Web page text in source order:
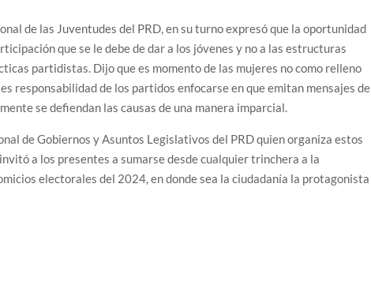
de las Juventudes del PRD, en su turno expresó que la oportunidad
que se le debe de dar a los jóvenes y no a las estructuras
partidistas. Dijo que es momento de las mujeres no como relleno
responsabilidad de los partidos enfocarse en que emitan mensajes de
se defiendan las causas de una manera imparcial.
de Gobiernos y Asuntos Legislativos del PRD quien organiza estos
a los presentes a sumarse desde cualquier trinchera a la
electorales del 2024, en donde sea la ciudadanía la protagonista